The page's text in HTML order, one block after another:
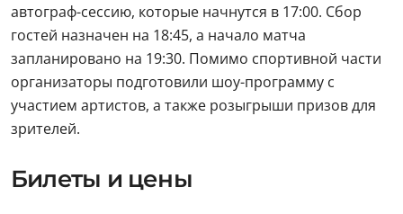
автограф-сессию, которые начнутся в 17:00. Сбор
гостей назначен на 18:45, а начало матча
запланировано на 19:30. Помимо спортивной части
организаторы подготовили шоу-программу с
участием артистов, а также розыгрыши призов для
зрителей.
Билеты и цены